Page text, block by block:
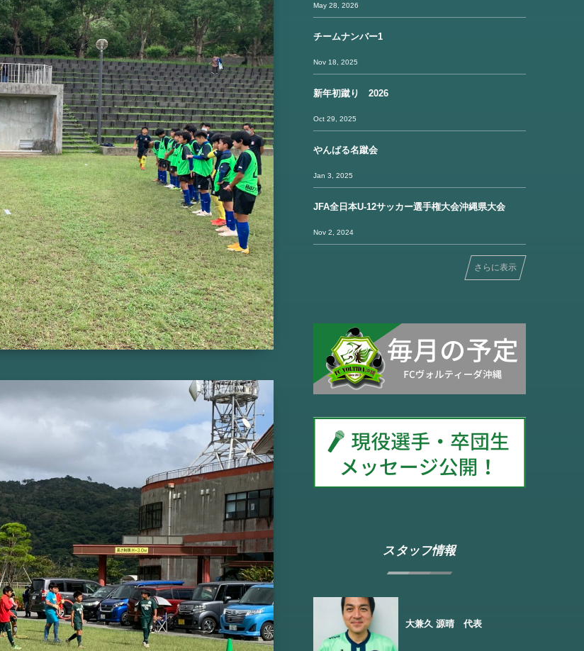
May 28, 2026
チームナンバー1
Nov 18, 2025
新年初蹴り 2026
Oct 29, 2025
やんばる名蹴会
Jan 3, 2025
JFA全日本U-12サッカー選手権大会沖縄県大会
Nov 2, 2024
さらに表示
スタッフ情報
大兼久 源晴 代表